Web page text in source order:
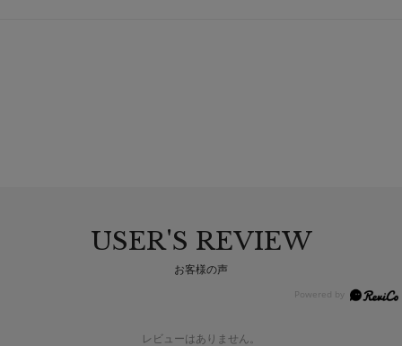
USER'S REVIEW
お客様の声
レビューはありません。